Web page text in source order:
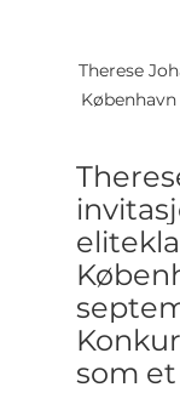
Therese
som et